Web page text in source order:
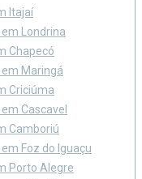
Itajaí
Londrina
Chapecó
Maringá
Criciúma
Cascavel
Camboriú
Foz do Iguaçu
Porto Alegre